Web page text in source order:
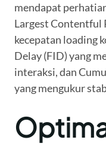
mendapat
Largest Contentful
kecepatan loading
Delay (FID) yang
interaksi, dan
yang mengukur